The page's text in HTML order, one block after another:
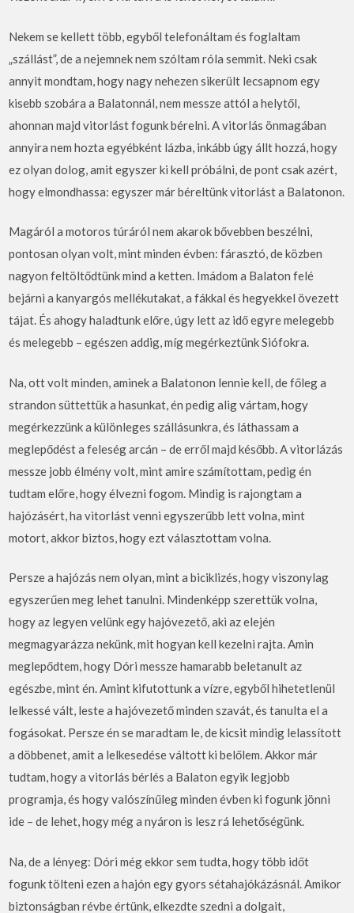
Nekem se kellett több, egyből telefonáltam és foglaltam
„szállást”, de a nejemnek nem szóltam róla semmit. Neki csak
annyit mondtam, hogy nagy nehezen sikerült lecsapnom egy
kisebb szobára a Balatonnál, nem messze attól a helytől,
ahonnan majd vitorlást fogunk bérelni. A vitorlás önmagában
annyira nem hozta egyébként lázba, inkább úgy állt hozzá, hogy
ez olyan dolog, amit egyszer ki kell próbálni, de pont csak azért,
hogy elmondhassa: egyszer már béreltünk vitorlást a Balatonon.
Magáról a motoros túráról nem akarok bővebben beszélni,
pontosan olyan volt, mint minden évben: fárasztó, de közben
nagyon feltöltődtünk mind a ketten. Imádom a Balaton felé
bejárni a kanyargós mellékutakat, a fákkal és hegyekkel övezett
tájat. És ahogy haladtunk előre, úgy lett az idő egyre melegebb
és melegebb – egészen addig, míg megérkeztünk Siófokra.
Na, ott volt minden, aminek a Balatonon lennie kell, de főleg a
strandon süttettük a hasunkat, én pedig alig vártam, hogy
megérkezzünk a különleges szállásunkra, és láthassam a
meglepődést a feleség arcán – de erről majd később. A vitorlázás
messze jobb élmény volt, mint amire számítottam, pedig én
tudtam előre, hogy élvezni fogom. Mindig is rajongtam a
hajózásért, ha vitorlást venni egyszerűbb lett volna, mint
motort, akkor biztos, hogy ezt választottam volna.
Persze a hajózás nem olyan, mint a biciklizés, hogy viszonylag
egyszerűen meg lehet tanulni. Mindenképp szerettük volna,
hogy az legyen velünk egy hajóvezető, aki az elején
megmagyarázza nekünk, mit hogyan kell kezelni rajta. Amin
meglepődtem, hogy Dóri messze hamarabb beletanult az
egészbe, mint én. Amint kifutottunk a vízre, egyből hihetetlenül
lelkessé vált, leste a hajóvezető minden szavát, és tanulta el a
fogásokat. Persze én se maradtam le, de kicsit mindig lelassított
a döbbenet, amit a lelkesedése váltott ki belőlem. Akkor már
tudtam, hogy a vitorlás bérlés a Balaton egyik legjobb
programja, és hogy valószínűleg minden évben ki fogunk jönni
ide – de lehet, hogy még a nyáron is lesz rá lehetőségünk.
Na, de a lényeg: Dóri még ekkor sem tudta, hogy több időt
fogunk tölteni ezen a hajón egy gyors sétahajókázásnál. Amikor
biztonságban révbe értünk, elkezdte szedni a dolgait,